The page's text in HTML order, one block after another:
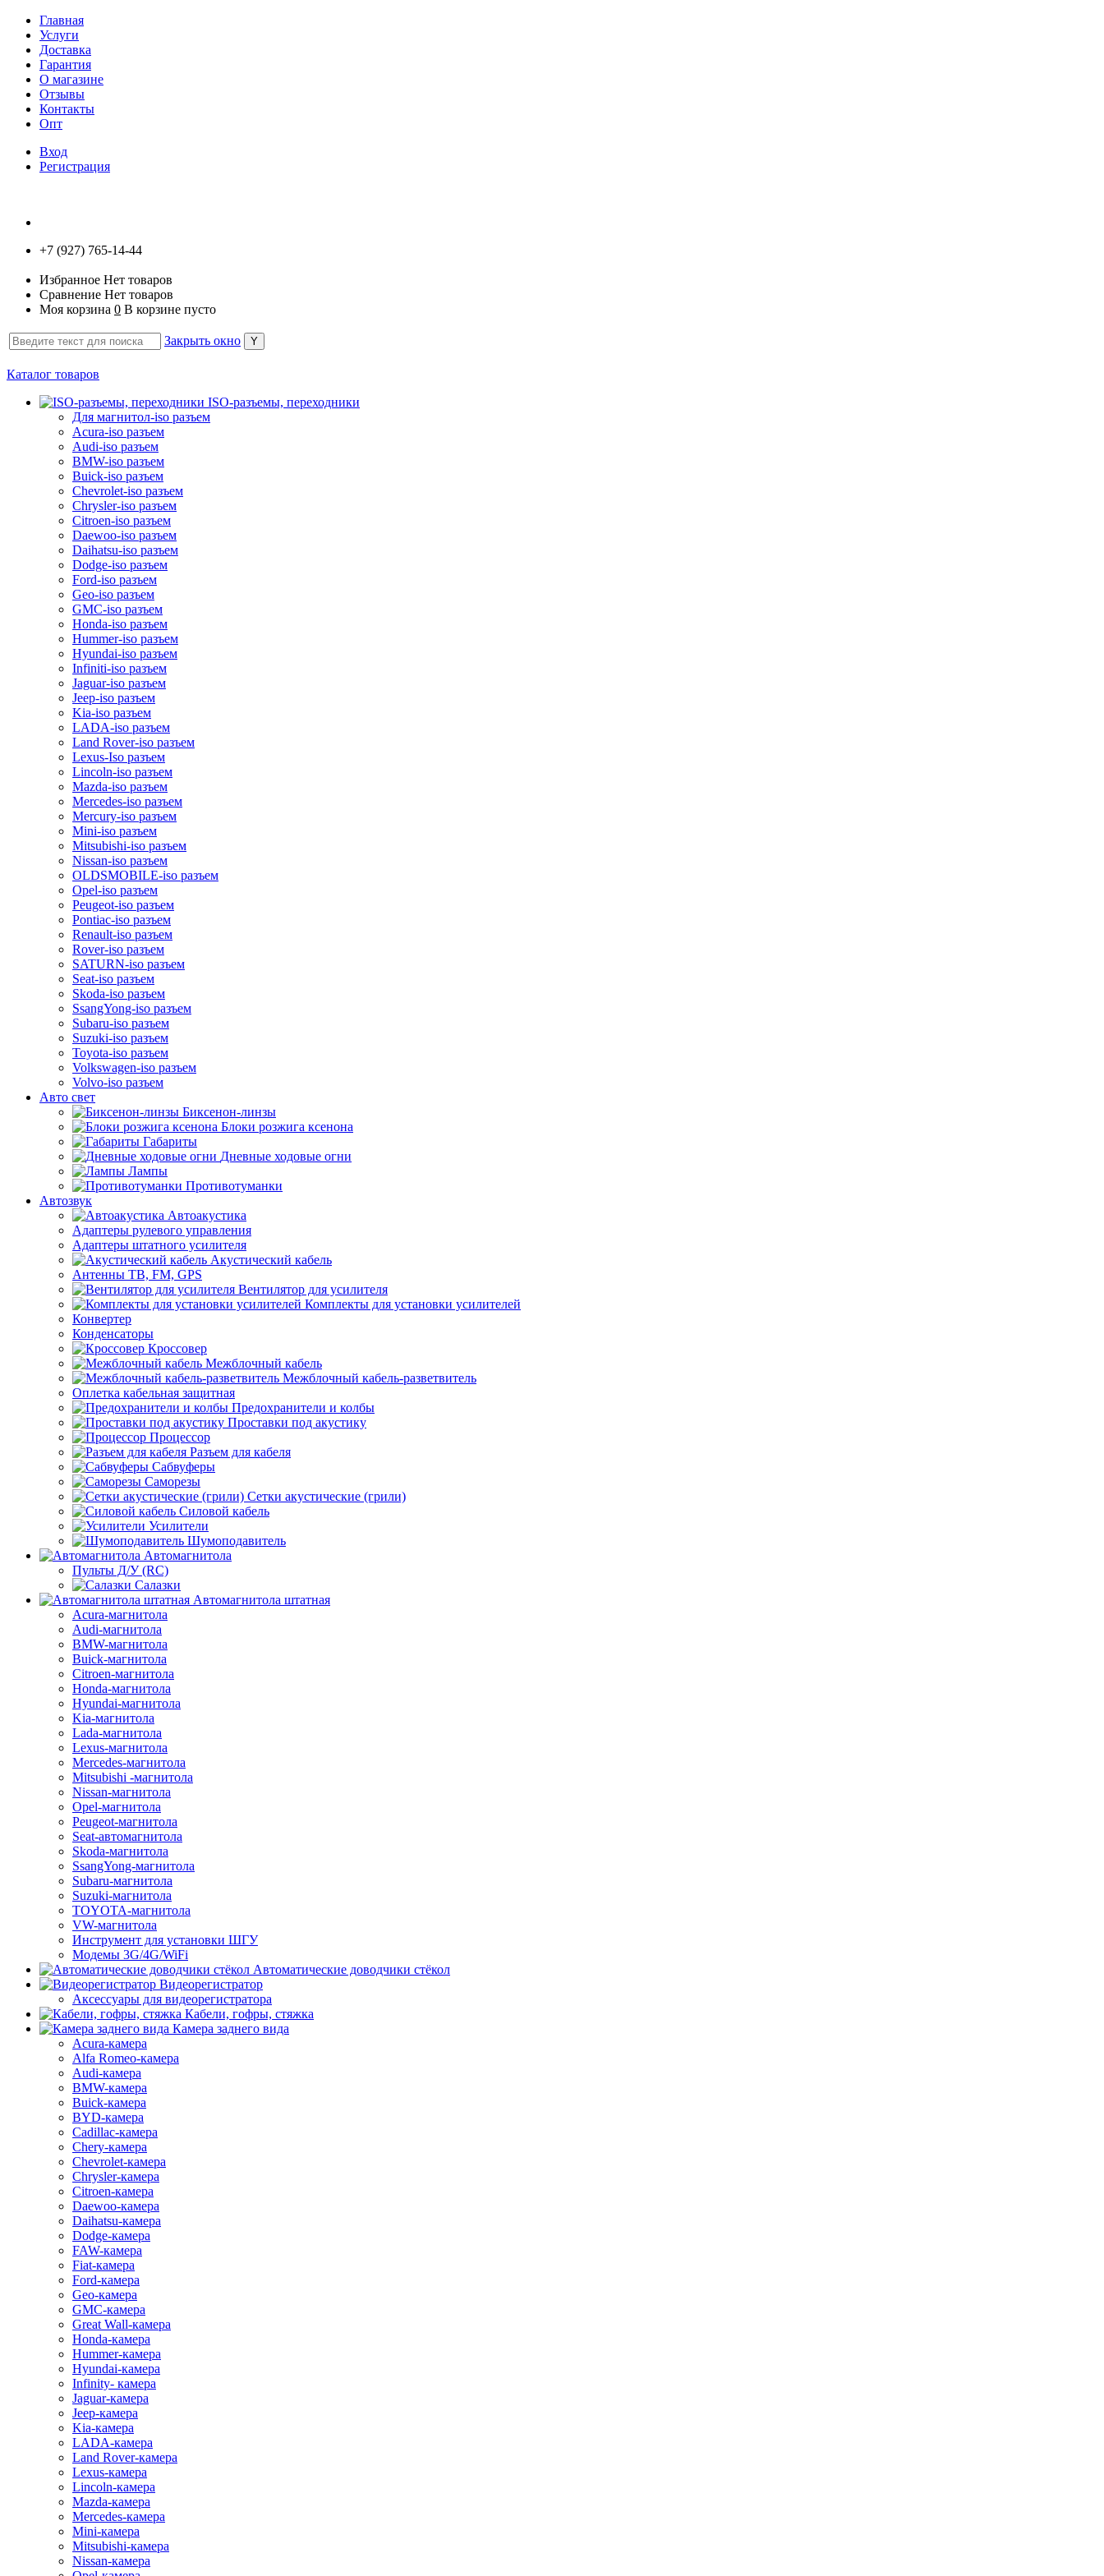
Главная
Услуги
Доставка
Гарантия
О магазине
Отзывы
Контакты
Опт
Вход
Регистрация
+7 (927) 765-14-44
Избранное Нет товаров
Сравнение Нет товаров
Моя корзина 0 В корзине пусто
Закрыть окно
Каталог товаров
ISO-разъемы, переходники
Для магнитол-iso разъем
Acura-iso разъем
Audi-iso разъем
BMW-iso разъем
Buick-iso разъем
Chevrolet-iso разъем
Chrysler-iso разъем
Citroen-iso разъем
Daewoo-iso разъем
Daihatsu-iso разъем
Dodge-iso разъем
Ford-iso разъем
Geo-iso разъем
GMC-iso разъем
Honda-iso разъем
Hummer-iso разъем
Hyundai-iso разъем
Infiniti-iso разъем
Jaguar-iso разъем
Jeep-iso разъем
Kia-iso разъем
LADA-iso разъем
Land Rover-iso разъем
Lexus-Iso разъем
Lincoln-iso разъем
Mazda-iso разъем
Mercedes-iso разъем
Mercury-iso разъем
Mini-iso разъем
Mitsubishi-iso разъем
Nissan-iso разъем
OLDSMOBILE-iso разъем
Opel-iso разъем
Peugeot-iso разъем
Pontiac-iso разъем
Renault-iso разъем
Rover-iso разъем
SATURN-iso разъем
Seat-iso разъем
Skoda-iso разъем
SsangYong-iso разъем
Subaru-iso разъем
Suzuki-iso разъем
Toyota-iso разъем
Volkswagen-iso разъем
Volvo-iso разъем
Авто свет
Биксенон-линзы
Блоки розжига ксенона
Габариты
Дневные ходовые огни
Лампы
Противотуманки
Автозвук
Автоакустика
Адаптеры рулевого управления
Адаптеры штатного усилителя
Акустический кабель
Антенны ТВ, FM, GPS
Вентилятор для усилителя
Комплекты для установки усилителей
Конвертер
Конденсаторы
Кроссовер
Межблочный кабель
Межблочный кабель-разветвитель
Оплетка кабельная защитная
Предохранители и колбы
Проставки под акустику
Процессор
Разъем для кабеля
Сабвуферы
Саморезы
Сетки акустические (грили)
Силовой кабель
Усилители
Шумоподавитель
Автомагнитола
Пульты Д/У (RC)
Салазки
Автомагнитола штатная
Acura-магнитола
Audi-магнитола
BMW-магнитола
Buick-магнитола
Citroen-магнитола
Honda-магнитола
Hyundai-магнитола
Kia-магнитола
Lada-магнитола
Lexus-магнитола
Mercedes-магнитола
Mitsubishi -магнитола
Nissan-магнитола
Opel-магнитола
Peugeot-магнитола
Seat-автомагнитола
Skoda-магнитола
SsangYong-магнитола
Subaru-магнитола
Suzuki-магнитола
TOYOTA-магнитола
VW-магнитола
Инструмент для установки ШГУ
Модемы 3G/4G/WiFi
Автоматические доводчики стёкол
Видеорегистратор
Аксессуары для видеорегистратора
Кабели, гофры, стяжка
Камера заднего вида
Acura-камера
Alfa Romeo-камера
Audi-камера
BMW-камера
Buick-камера
BYD-камера
Cadillac-камера
Chery-камера
Chevrolet-камера
Chrysler-камера
Citroen-камера
Daewoo-камера
Daihatsu-камера
Dodge-камера
FAW-камера
Fiat-камера
Ford-камера
Geo-камера
GMC-камера
Great Wall-камера
Honda-камера
Hummer-камера
Hyundai-камера
Infinity- камера
Jaguar-камера
Jeep-камера
Kia-камера
LADA-камера
Land Rover-камера
Lexus-камера
Lincoln-камера
Mazda-камера
Mercedes-камера
Mini-камера
Mitsubishi-камера
Nissan-камера